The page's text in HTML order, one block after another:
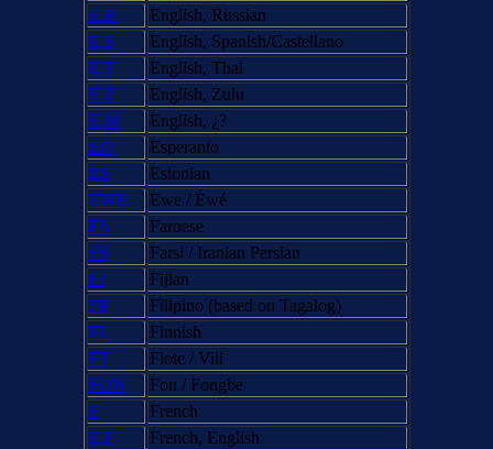
E,R
English, Russian
E,S
English, Spanish/Castellano
E,T
English, Thai
E,Z
English, Zulu
E,M
English, ¿?
EO
Esperanto
ES
Estonian
EWE
Ewe / Éwé
FA
Faroese
FS
Farsi / Iranian Persian
FJ
Fijian
FP
Filipino (based on Tagalog)
FI
Finnish
FT
Fiote / Vili
FON
Fon / Fongbe
F
French
E,F
French, English